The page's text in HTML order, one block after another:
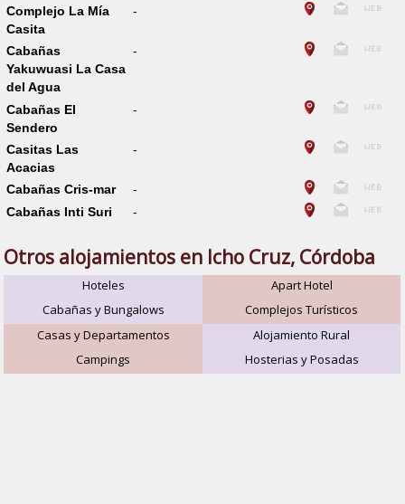
Complejo La Mía
Casita
-
Cabañas
Yakuwuasi La Casa
del Agua
-
Cabañas El
Sendero
-
Casitas Las
Acacias
-
Cabañas Cris-mar
-
Cabañas Inti Suri
-
Otros alojamientos en Icho Cruz, Córdoba
Hoteles
Apart Hotel
Cabañas y Bungalows
Complejos Turísticos
Casas y Departamentos
Alojamiento Rural
Campings
Hosterias y Posadas